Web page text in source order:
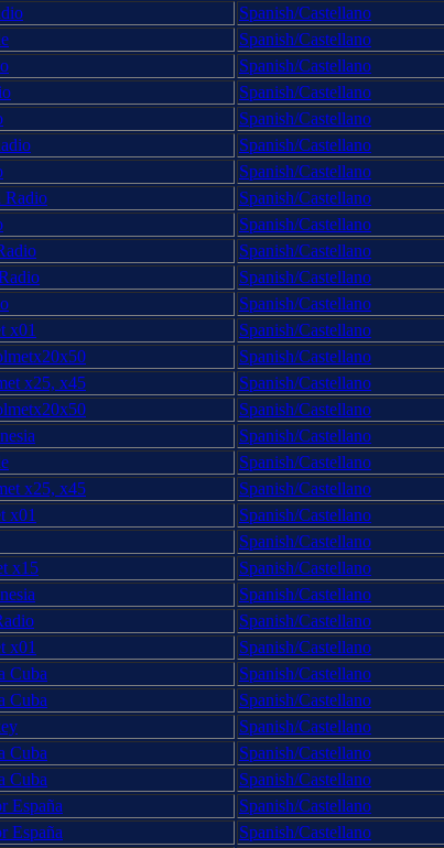
Spanish/Castellano
Spanish/Castellano
Spanish/Castellano
Spanish/Castellano
Spanish/Castellano
Spanish/Castellano
Spanish/Castellano
Radio Spanish/Castellano
Spanish/Castellano
Spanish/Castellano
Spanish/Castellano
Spanish/Castellano
x01 Spanish/Castellano
Spanish/Castellano
x25, x45 Spanish/Castellano
Spanish/Castellano
Spanish/Castellano
Spanish/Castellano
x25, x45 Spanish/Castellano
x01 Spanish/Castellano
Spanish/Castellano
x15 Spanish/Castellano
Spanish/Castellano
Spanish/Castellano
x01 Spanish/Castellano
Cuba Spanish/Castellano
Cuba Spanish/Castellano
Spanish/Castellano
Cuba Spanish/Castellano
Cuba Spanish/Castellano
España Spanish/Castellano
España Spanish/Castellano